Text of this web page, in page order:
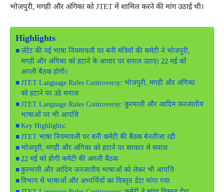
भोजपुरी, मगही और अंगिका को JTET में शामिल करने की मांग उठाई थी।
Highlights
जेटेट की नई भाषा नियमावली पर बनी मंत्रियों की कमेटी ने भोजपुरी,
मगही और अंगिका को हटाने के आधार पर सवाल उठाए। 22 मई को
अगली बैठक होगी।
JTET Language Rules Controversy: भोजपुरी, मगही और अंगिका
को हटाने पर उठे सवाल
JTET Language Rules Controversy: कुरमाली और आदिम जनजातीय
भाषाओं पर भी आपत्ति
Key Highlights:
JTET भाषा नियमावली पर बनी कमेटी की बैठक बेनतीजा रही
भोजपुरी, मगही और अंगिका को हटाने पर सरकार से सवाल
22 मई को होगी कमेटी की अगली बैठक
कुरमाली और आदिम जनजातीय भाषाओं को लेकर भी आपत्ति
विभाग से भाषाओं और अभ्यर्थियों का विस्तृत डेटा मांगा गया